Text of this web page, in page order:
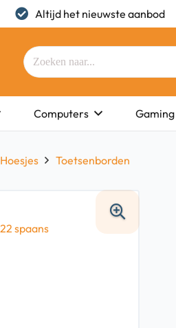
Altijd het nieuwste aanbod
Computers Gaming
Hoesjes Toetsenborden